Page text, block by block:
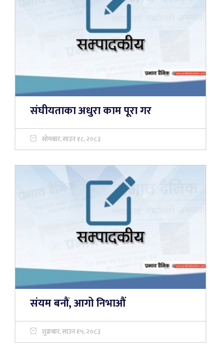
संघीयताका अधुरा काम पूरा गर
सोमबार, साउन १८, २०८३
संयम बनौं, आगो निभाऔं
शुक्रबार, साउन १५, २०८३